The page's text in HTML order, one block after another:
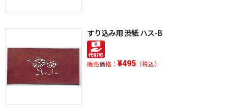
すり込み用 渋紙 ハス-B
販売価格： ¥495（税込）